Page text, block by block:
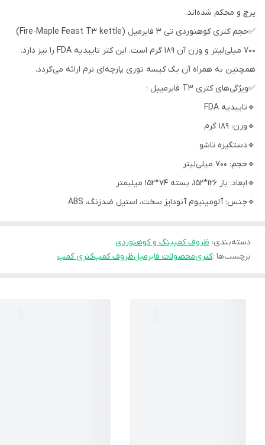
پرچ و محکم شده‌اند.
✅حجم کتری کوهنوردی تی 3 فایرمپل (Fire-Maple Feast T3 kettle)
700 میلی‌لیتر و وزن آن 189 گرم است. این کتر تاییدیه FDA را نیز دارد.
همچنین به همراه آن یک کیسه توری پارچه‌ای نرم ارائه می‌گردد.
✅ویژگی‌های کتری T3 فایرمیپل ؛
🔹تاییدیه FDA
🔹وزن: 189 گرم
🔹دستگیره تاشو
🔹حجم: 700 میلی‌لیتر
🔹ابعاد: باز 126*152، بسته 74*152 میلیمتر
🔹جنس: آلومینیوم آنودایز سخت، استیل ضدزنگ، ABS
دسته‌بندی: ظروف کمپینگ و کوهنوردی
برچسب‌ها :کتریمحصولات فایرمپلظروف کمپکتری کمپ